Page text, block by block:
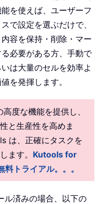
を使えば、ユーザーフ
で設定を選ぶだけで、
容を保持・削除・マー
必要がある方、手動で
は大量のセルを効率よ
を発揮します。
度な機能を提供し、
と生産性を高めま
は、正確にタスクを
ます。 Kutools for
料トライアル。。。
済みの場合、以下の